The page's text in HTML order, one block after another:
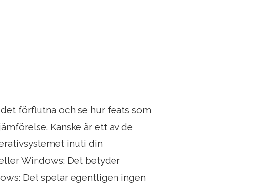
förflutna och se hur feats som
Kanske är ett av de
inuti din
Windows: Det betyder
Det spelar egentligen ingen